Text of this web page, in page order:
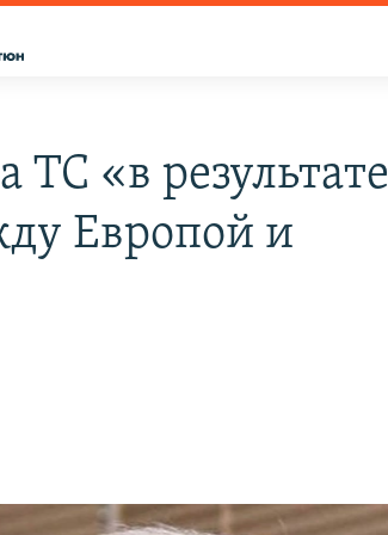
«в результате
Европой и